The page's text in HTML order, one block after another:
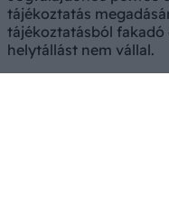
tájékoztatás
tájékoztatásból fakadó
helytállást nem vállal.